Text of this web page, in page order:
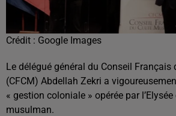
Crédit : Google Images
Le délégué général du Conseil
(CFCM) Abdellah Zekri a
« gestion coloniale » opérée par
musulman.